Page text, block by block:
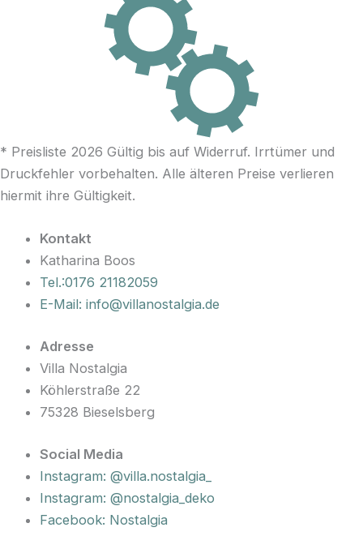
* Preisliste 2026 Gültig bis auf Widerruf. Irrtümer und
Druckfehler vorbehalten. Alle älteren Preise verlieren
hiermit ihre Gültigkeit.
Kontakt
Katharina Boos
Tel.:0176 21182059
E-Mail: info@villanostalgia.de
Adresse
Villa Nostalgia
Köhlerstraße 22
75328 Bieselsberg
Social Media
Instagram: @villa.nostalgia_
Instagram: @nostalgia_deko
Facebook: Nostalgia